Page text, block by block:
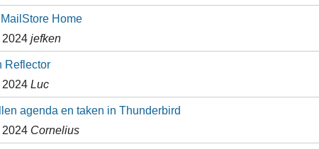
Home
2024 jefken
Reflector
2024 Luc
agenda en taken in Thunderbird
2024 Cornelius